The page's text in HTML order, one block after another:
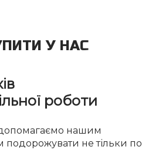
У НАС
роботи
нашим
подорожувати не тільки по